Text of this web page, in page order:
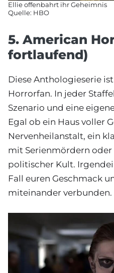
Ellie offenbahrt ihr Geheimnis
Quelle: HBO
5. American
fortlaufend)
Diese Anthologieserie
Horrorfan. In jeder
Szenario und eine
Egal ob ein Haus voller
Nervenheilanstalt, ein
mit Serienmördern oder
politischer Kult.
Fall euren Geschmack
miteinander verbunden.